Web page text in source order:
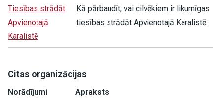
Tiesības strādāt
Apvienotajā
Karalistē
Kā pārbaudīt, vai cilvēkiem ir likumīgas
tiesības strādāt Apvienotajā Karalistē
Citas organizācijas
Norādījumi Apraksts